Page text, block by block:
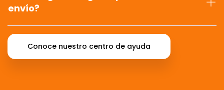
envío?
Conoce nuestro centro de ayuda